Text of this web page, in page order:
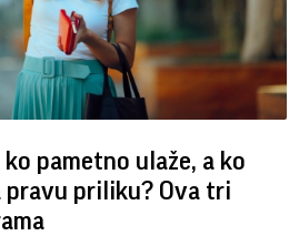
ko pametno ulaže, a ko
pravu priliku? Ova tri